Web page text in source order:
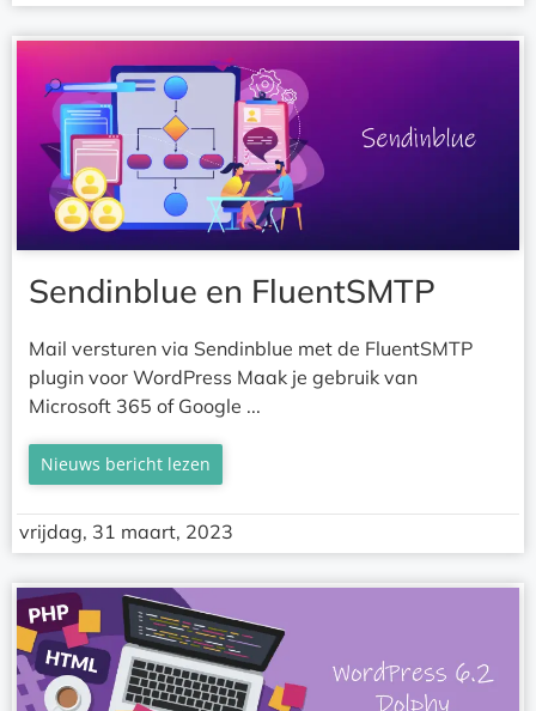
Sendinblue en FluentSMTP
Mail versturen via Sendinblue met de FluentSMTP
plugin voor WordPress Maak je gebruik van
Microsoft 365 of Google ...
Nieuws bericht lezen
vrijdag, 31 maart, 2023